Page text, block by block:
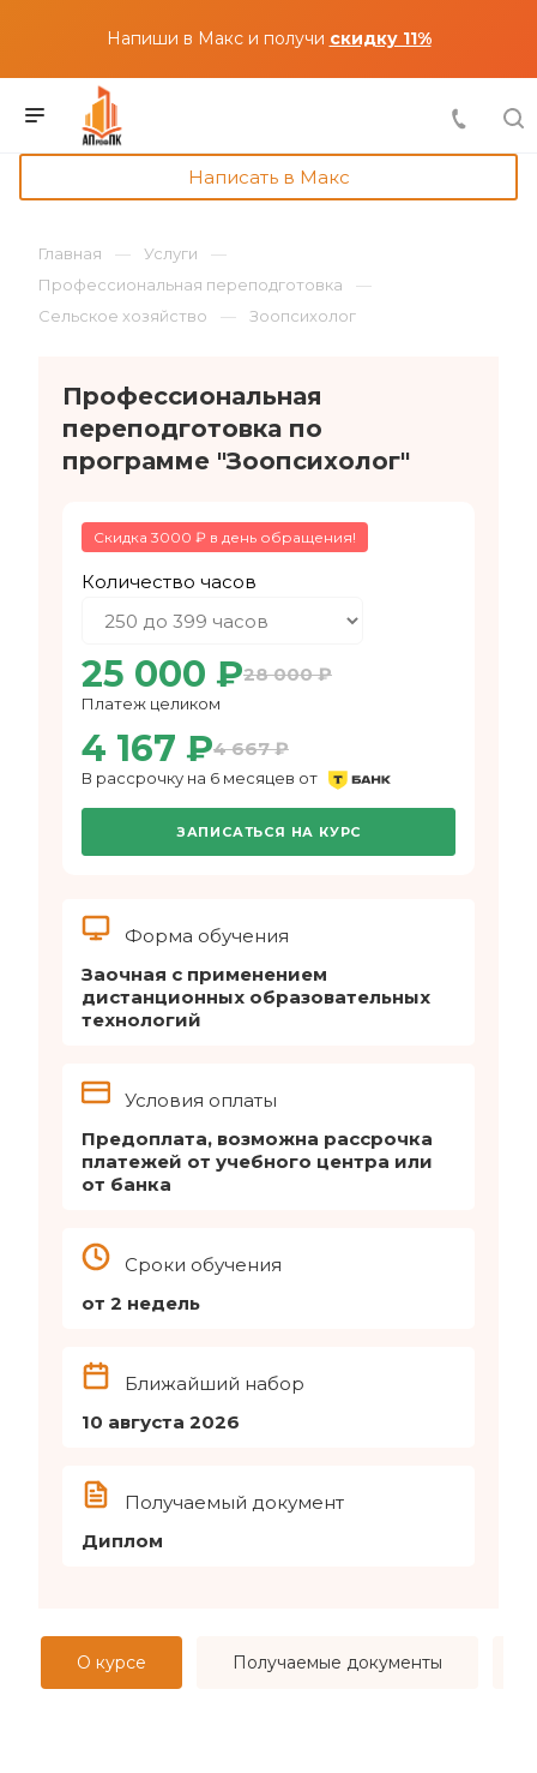
Напиши в Макс и получи скидку 11%
Написать в Макс
Главная
Услуги
Профессиональная переподготовка
Сельское хозяйство
Зоопсихолог
Профессиональная
переподготовка по
программе "Зоопсихолог"
Скидка 3000 ₽ в день обращения!
Количество часов
25 000 ₽28 000 ₽
Платеж целиком
4 167 ₽4 667 ₽
В рассрочку на 6 месяцев от
ЗАПИСАТЬСЯ НА КУРС
Форма обучения
Заочная с применением
дистанционных образовательных
технологий
Условия оплаты
Предоплата, возможна рассрочка
платежей от учебного центра или
от банка
Сроки обучения
от 2 недель
Ближайший набор
10 августа 2026
Получаемый документ
Диплом
О курсе Получаемые документы